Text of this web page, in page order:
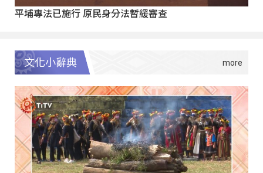
平埔專法已施行 原民身分法暫緩審查
文化小辭典